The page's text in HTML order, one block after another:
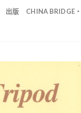
出版 CHINA BRIDGE